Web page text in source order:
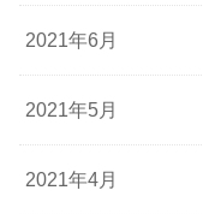
2021年6月
2021年5月
2021年4月